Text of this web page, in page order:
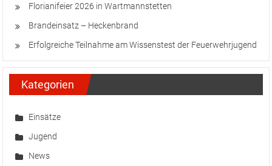
Florianifeier 2026 in Wartmannstetten
Brandeinsatz – Heckenbrand
Erfolgreiche Teilnahme am Wissenstest der Feuerwehrjugend
Kategorien
Einsätze
Jugend
News